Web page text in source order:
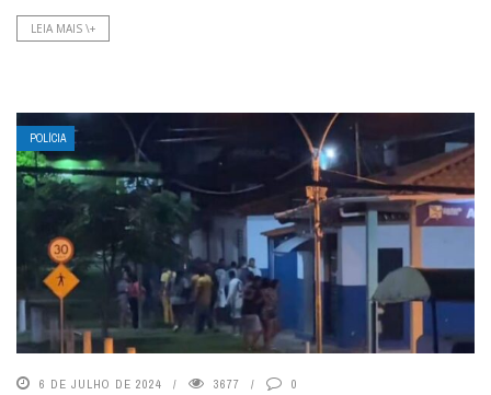
LEIA MAIS \+
POLÍCIA
6 DE JULHO DE 2024 3677 0